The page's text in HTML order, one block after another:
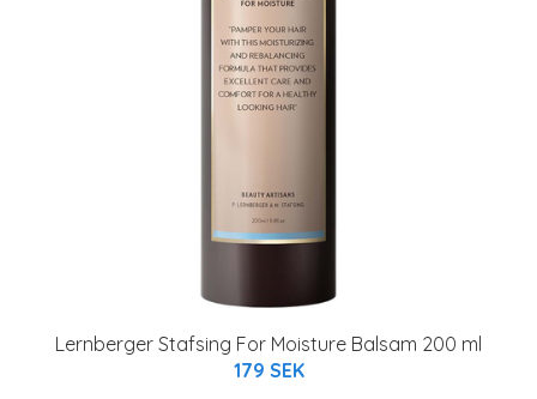
Lernberger Stafsing For Moisture Balsam 200 ml
179 SEK